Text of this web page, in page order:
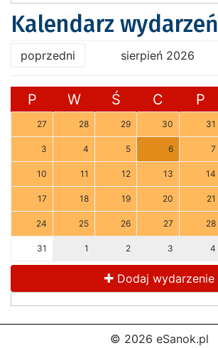
Kalendarz wydarzeń
poprzedni sierpień 2026
P W Ś C P
27 28 29 30 31
3 4 5 6 7
10 11 12 13 14
17 18 19 20 21
24 25 26 27 28
31 1 2 3 4
Dodaj wydarzenie
© 2026 eSanok.pl